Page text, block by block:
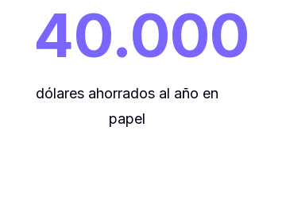
40.000
dólares ahorrados al año en
papel